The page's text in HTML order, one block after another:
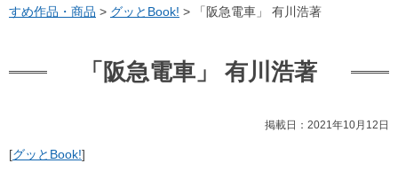
すめ作品・商品 > グッとBook! > 「阪急電車」 有川浩著
「阪急電車」 有川浩著
掲載日：2021年10月12日
[グッとBook!]